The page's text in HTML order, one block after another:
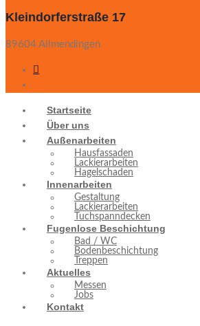
Kleindorferstraße 17
89604 Allmendingen
Startseite
Über uns
Außenarbeiten
Hausfassaden
Lackierarbeiten
Hagelschaden
Innenarbeiten
Gestaltung
Lackierarbeiten
Tuchspanndecken
Fugenlose Beschichtung
Bad / WC
Bodenbeschichtung
Treppen
Aktuelles
Messen
Jobs
Kontakt